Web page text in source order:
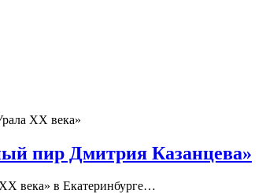
ХХ века»
пир Дмитрия Казанцева»
века» в Екатеринбурге…